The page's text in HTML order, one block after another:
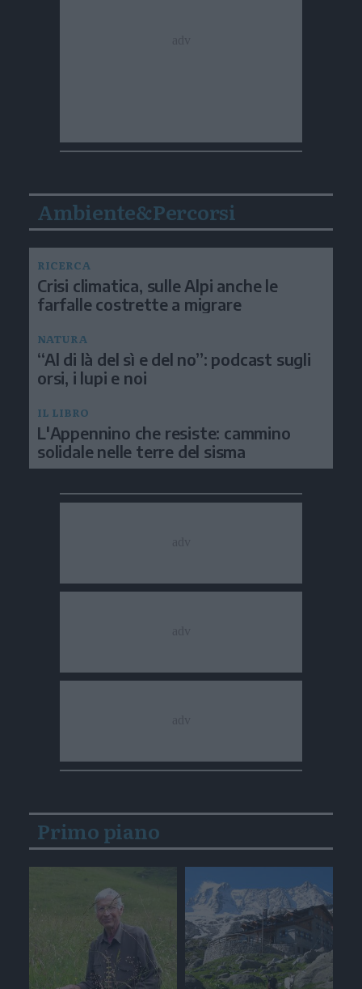
Ambiente&Percorsi
RICERCA
Crisi climatica, sulle Alpi anche le
farfalle costrette a migrare
NATURA
“Al di là del sì e del no”: podcast sugli
orsi, i lupi e noi
IL LIBRO
L'Appennino che resiste: cammino
solidale nelle terre del sisma
Primo piano